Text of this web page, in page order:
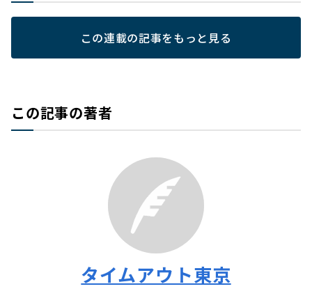
この連載の記事をもっと見る
この記事の著者
タイムアウト東京